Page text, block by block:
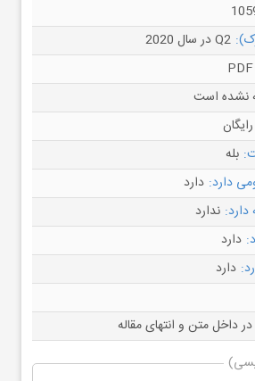
Q2 در سال 2020
PDF
نشده است
رایگان
بله
دارد: دارد
دارد: ندارد
دارد
دارد
داخل متن و انتهای مقاله